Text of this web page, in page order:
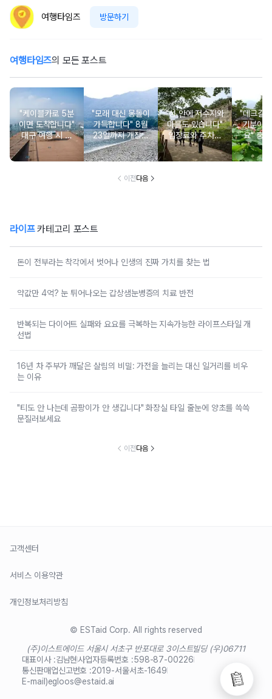
여행타임즈 방문하기
여행타임즈의 모든 포스트
"케이블카로 5분
이면 도착합니다"
대구 여행 시 꼭
가봐야 할 해발 5
10m 야경 명소
"모래 대신 몽돌이
가득합니다" 8월
23일까지 개장되
는 조용한 몽돌 해
수욕장
"성 안에 저수지와
마을도 있습니다"
입장료와 주차비
도 무료인 성벽 산
책 코스
"데크길
기분이
요" 홍
연꽃이
장료 무
이전다음
라이프카테고리 포스트
돈이 전부라는 착각에서 벗어나 인생의 진짜 가치를 찾는 법
약값만 4억? 눈 튀어나오는 갑상샘눈병증의 치료 반전
반복되는 다이어트 실패와 요요를 극복하는 지속가능한 라이프스타일 개
선법
16년 차 주부가 깨달은 살림의 비밀: 가전을 늘리는 대신 일거리를 비우
는 이유
"티도 안 나는데 곰팡이가 안 생깁니다" 화장실 타일 줄눈에 양초를 쓱쓱
문질러보세요
이전다음
고객센터
서비스 이용약관
개인정보처리방침
© ESTaid Corp. All rights reserved
(주)이스트에이드 서울시 서초구 반포대로 3이스트빌딩 (우)06711
대표이사 :김남현사업자등록번호 :598-87-00226
통신판매업신고번호 :2019-서울서초-1649
E-mail)egloos@estaid.ai